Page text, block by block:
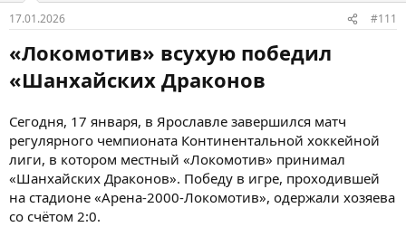
17.01.2026 #111
«Локомотив» всухую победил
«Шанхайских Драконов
Сегодня, 17 января, в Ярославле завершился матч
регулярного чемпионата Континентальной хоккейной
лиги, в котором местный «Локомотив» принимал
«Шанхайских Драконов». Победу в игре, проходившей
на стадионе «Арена-2000-Локомотив», одержали хозяева
со счётом 2:0.